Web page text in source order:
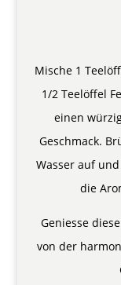
Mische 1
1/2 Teelöffel
einen
Geschmack.
Wasser auf
die
Geniesse
von der